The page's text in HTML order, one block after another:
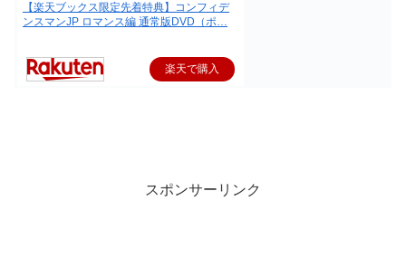
【楽天ブックス限定先着特典】コンフィデ
ンスマンJP ロマンス編 通常版DVD（ポ…
楽天で購入
スポンサーリンク